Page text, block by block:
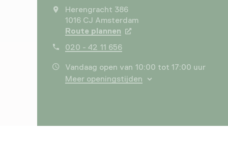
Herengracht 386
1016 CJ Amsterdam
Route plannen Opent in een nieuw tabblad
020 - 42 11 656
Vandaag open van 10:00 tot 17:00 uur
Meer openingstijden